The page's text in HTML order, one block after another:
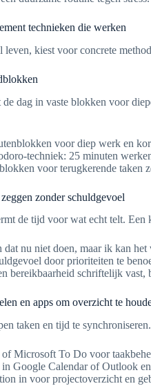
technieken die werken
leven, kiest voor concrete
dag in vaste blokken voor
voor diep werk en
techniek: 25 minuten
voor terugkerende taken
zonder schuldgevoel
de tijd voor wat echt telt.
dat nu niet doen, maar ik kan
door prioriteiten te
bereikbaarheid schriftelijk vast,
en apps om overzicht te
taken en tijd te
Microsoft To Do voor
Google Calendar of Outlook en
in voor projectoverzicht en